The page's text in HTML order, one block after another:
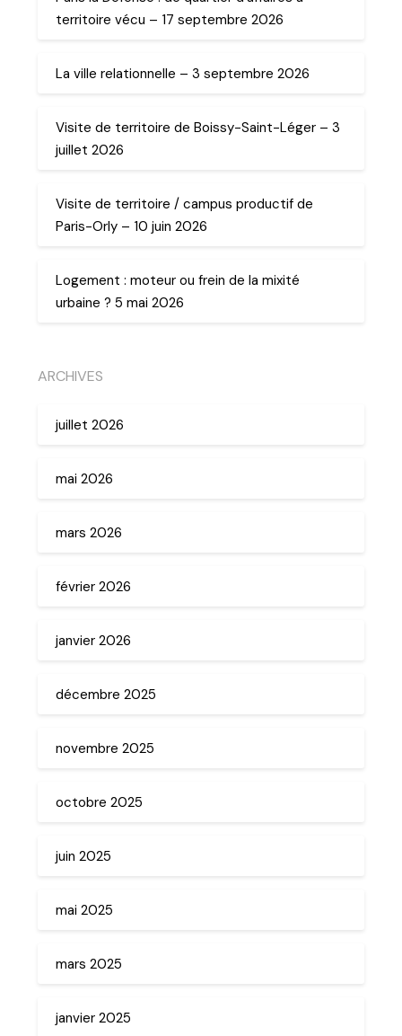
territoire vécu – 17 septembre 2026
La ville relationnelle – 3 septembre 2026
Visite de territoire de Boissy-Saint-Léger – 3
juillet 2026
Visite de territoire / campus productif de
Paris-Orly – 10 juin 2026
Logement : moteur ou frein de la mixité
urbaine ? 5 mai 2026
ARCHIVES
juillet 2026
mai 2026
mars 2026
février 2026
janvier 2026
décembre 2025
novembre 2025
octobre 2025
juin 2025
mai 2025
mars 2025
janvier 2025